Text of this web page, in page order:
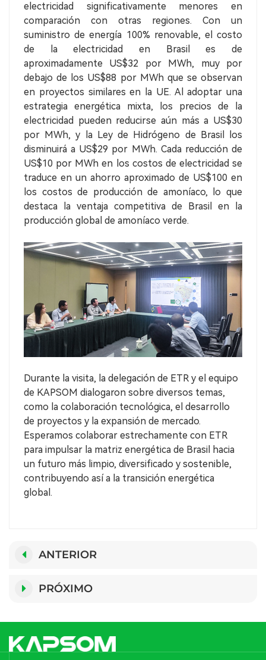
electricidad significativamente menores en
comparación con otras regiones. Con un
suministro de energía 100% renovable, el costo
de la electricidad en Brasil es de
aproximadamente US$32 por MWh, muy por
debajo de los US$88 por MWh que se observan
en proyectos similares en la UE. Al adoptar una
estrategia energética mixta, los precios de la
electricidad pueden reducirse aún más a US$30
por MWh, y la Ley de Hidrógeno de Brasil los
disminuirá a US$29 por MWh. Cada reducción de
US$10 por MWh en los costos de electricidad se
traduce en un ahorro aproximado de US$100 en
los costos de producción de amoníaco, lo que
destaca la ventaja competitiva de Brasil en la
producción global de amoníaco verde.
Durante la visita, la delegación de ETR y el equipo
de KAPSOM dialogaron sobre diversos temas,
como la colaboración tecnológica, el desarrollo
de proyectos y la expansión de mercado.
Esperamos colaborar estrechamente con ETR
para impulsar la matriz energética de Brasil hacia
un futuro más limpio, diversificado y sostenible,
contribuyendo así a la transición energética
global.
ANTERIOR
PRÓXIMO